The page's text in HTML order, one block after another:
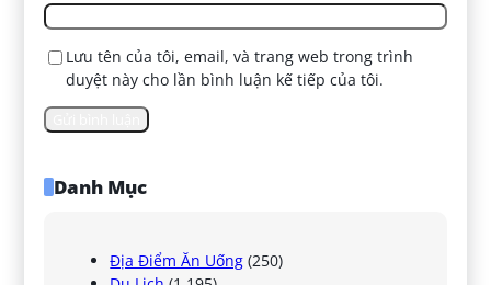
Lưu tên của tôi, email, và trang web trong trình
duyệt này cho lần bình luận kế tiếp của tôi.
Danh Mục
Địa Điểm Ăn Uống (250)